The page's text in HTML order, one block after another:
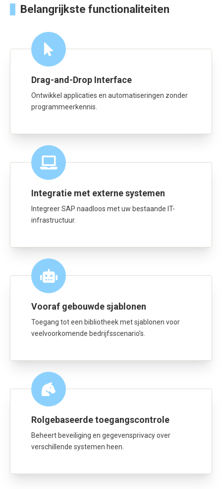
Belangrijkste functionaliteiten
Drag-and-Drop Interface
Ontwikkel applicaties en automatiseringen zonder
programmeerkennis.
Integratie met externe systemen
Integreer SAP naadloos met uw bestaande IT-
infrastructuur.
Vooraf gebouwde sjablonen
Toegang tot een bibliotheek met sjablonen voor
veelvoorkomende bedrijfsscenario’s.
Rolgebaseerde toegangscontrole
Beheert beveiliging en gegevensprivacy over
verschillende systemen heen.